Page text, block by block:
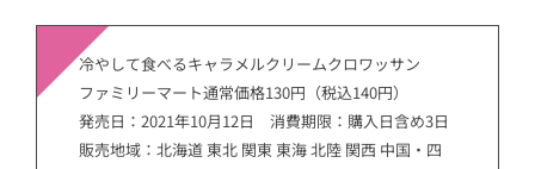
冷やして食べるキャラメルクリームクロワッサン
ファミリーマート通常価格130円（税込140円）
発売日：2021年10月12日 消費期限：購入日含め3日
販売地域：北海道 東北 関東 東海 北陸 関西 中国・四